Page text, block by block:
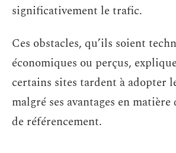
significativement le trafic.
Ces obstacles, qu’ils soient
économiques ou perçus,
certains sites tardent à adopter
malgré ses avantages en
de référencement.